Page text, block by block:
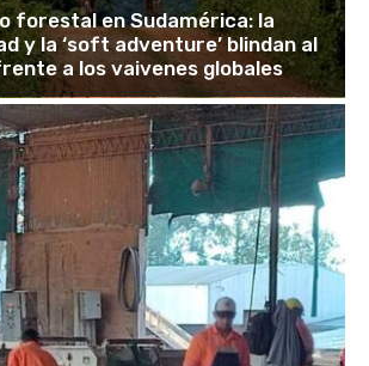
forestal en Sudamérica: la
y la ‘soft adventure’ blindan al
a los vaivenes globales